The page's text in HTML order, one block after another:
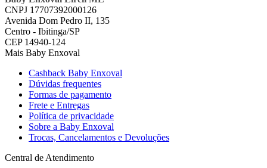
CNPJ 17707392000126
Avenida Dom Pedro II, 135
Centro - Ibitinga/SP
CEP 14940-124
Mais Baby Enxoval
Cashback Baby Enxoval
Dúvidas frequentes
Formas de pagamento
Frete e Entregas
Política de privacidade
Sobre a Baby Enxoval
Trocas, Cancelamentos e Devoluções
Central de Atendimento